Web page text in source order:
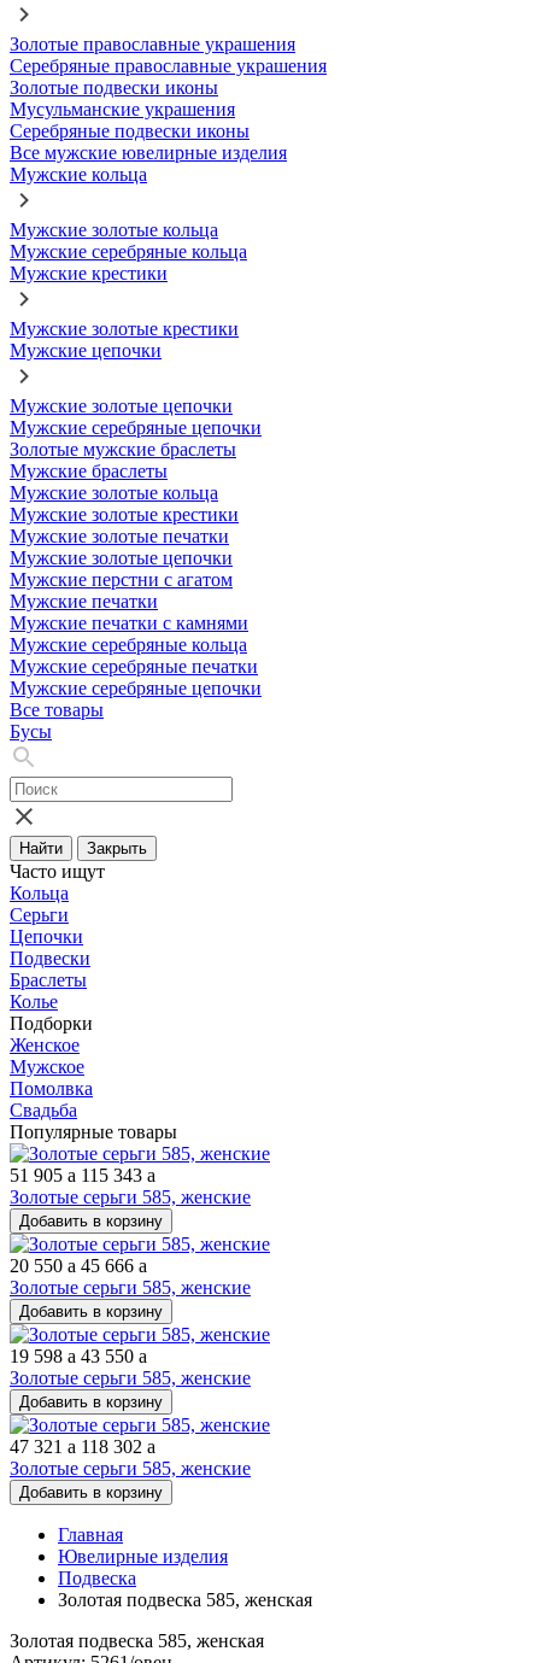
Золотые православные украшения
Серебряные православные украшения
Золотые подвески иконы
Мусульманские украшения
Серебряные подвески иконы
Все мужские ювелирные изделия
Мужские кольца
Мужские золотые кольца
Мужские серебряные кольца
Мужские крестики
Мужские золотые крестики
Мужские цепочки
Мужские золотые цепочки
Мужские серебряные цепочки
Золотые мужские браслеты
Мужские браслеты
Мужские золотые кольца
Мужские золотые крестики
Мужские золотые печатки
Мужские золотые цепочки
Мужские перстни с агатом
Мужские печатки
Мужские печатки с камнями
Мужские серебряные кольца
Мужские серебряные печатки
Мужские серебряные цепочки
Все товары
Бусы
Найти Закрыть
Часто ищут
Кольца
Серьги
Цепочки
Подвески
Браслеты
Колье
Подборки
Женское
Мужское
Помолвка
Свадьба
Популярные товары
51 905 a 115 343 a
Золотые серьги 585, женские
Добавить в корзину
20 550 a 45 666 a
Золотые серьги 585, женские
Добавить в корзину
19 598 a 43 550 a
Золотые серьги 585, женские
Добавить в корзину
47 321 a 118 302 a
Золотые серьги 585, женские
Добавить в корзину
Главная
Ювелирные изделия
Подвеска
Золотая подвеска 585, женская
Золотая подвеска 585, женская